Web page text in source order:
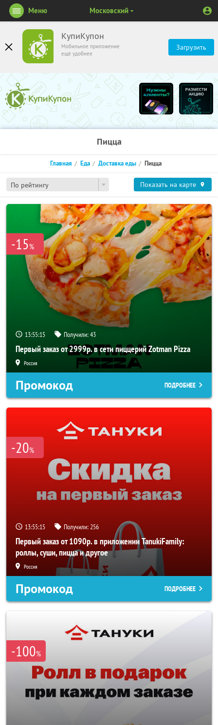
КупиКупон
Мобильное приложение
ещё удобнее
Загрузить
Меню Московский
Пицца
По рейтингу
Главная Еда Доставка еды Пицца
Показать на карте
-15%
13:55:15 Получили:43
Первый заказ от 2999р. в сети пиццерий Zotman Pizza
Россия
Промокод ПОДРОБНЕЕ
-20%
13:55:15 Получили:256
Первый заказ от 1090р. в приложении TanukiFamily:
роллы, суши, пицца и другое
Россия
Промокод ПОДРОБНЕЕ
-100%